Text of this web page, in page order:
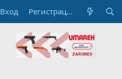
Вход Регистрация